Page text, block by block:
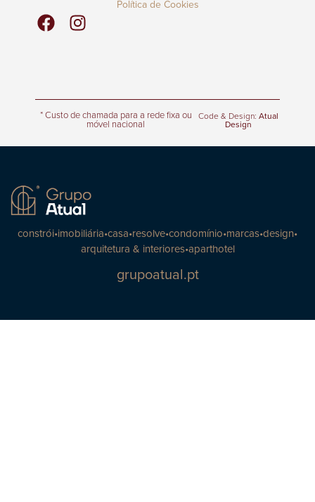
Política de Cookies
* Custo de chamada para a rede fixa ou
móvel nacional
Code & Design: Atual
Design
constrói•imobiliária•casa•resolve•condomínio•marcas•design•
arquitetura & interiores•aparthotel
grupoatual.pt